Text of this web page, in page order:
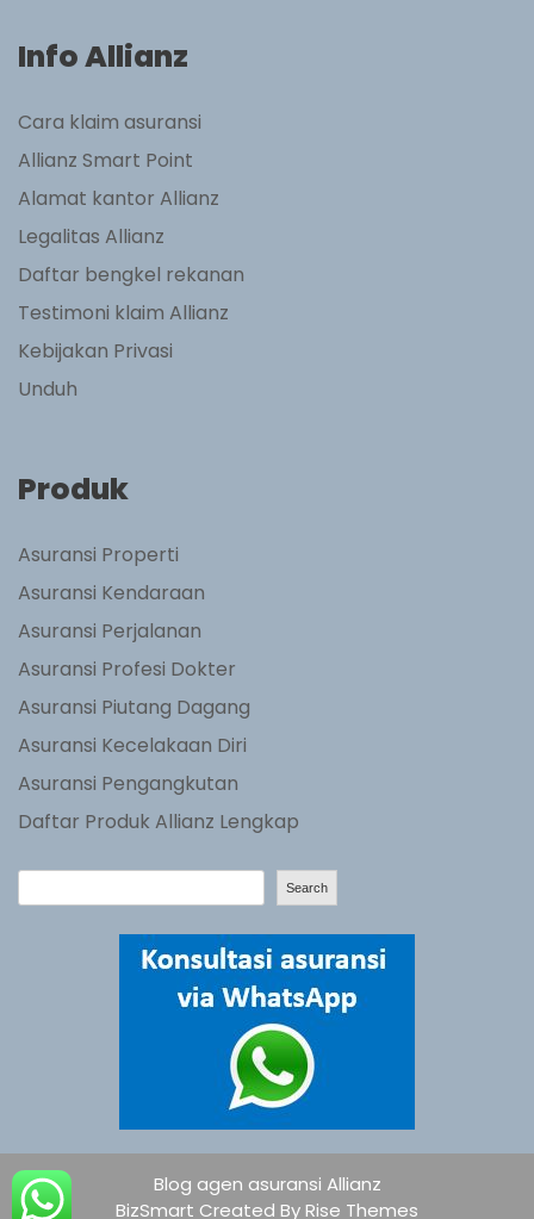
Info Allianz
Cara klaim asuransi
Allianz Smart Point
Alamat kantor Allianz
Legalitas Allianz
Daftar bengkel rekanan
Testimoni klaim Allianz
Kebijakan Privasi
Unduh
Produk
Asuransi Properti
Asuransi Kendaraan
Asuransi Perjalanan
Asuransi Profesi Dokter
Asuransi Piutang Dagang
Asuransi Kecelakaan Diri
Asuransi Pengangkutan
Daftar Produk Allianz Lengkap
e
Search
Blog agen asuransi Allianz
BizSmart Created ByRise Themes